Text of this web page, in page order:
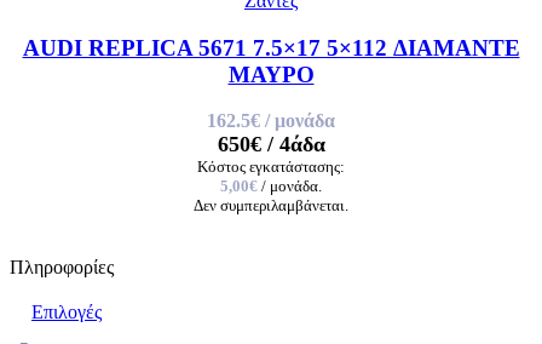
AUDI REPLICA 5671 7.5×17 5×112 ΔΙΑΜΑΝΤΕ
ΜΑΥΡΟ
162.5€ / μονάδα
650€/ 4άδα
Κόστος εγκατάστασης:
5,00€ / μονάδα.
Δεν συμπεριλαμβάνεται.
Πληροφορίες
Επιλογές